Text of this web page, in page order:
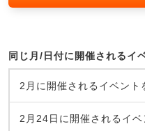
同じ月/日付に開催されるイ
2月に開催されるイベント
2月24日に開催されるイベ